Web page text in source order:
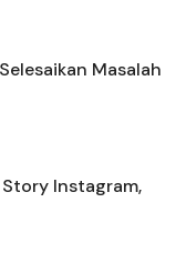
Masalah
Story Instagram,